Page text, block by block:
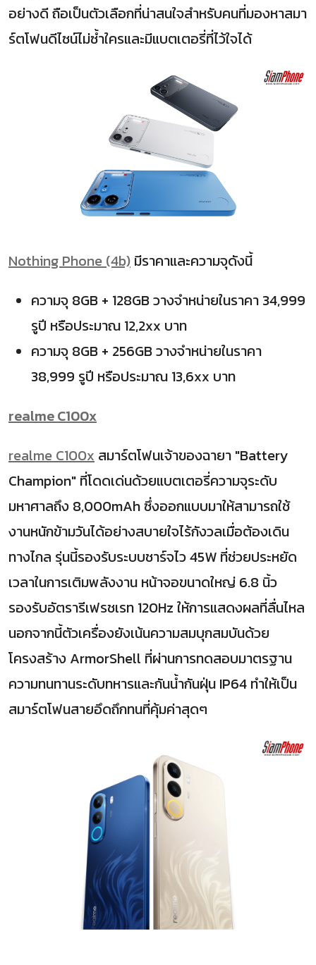
อย่างดี ถือเป็นตัวเลือกที่น่าสนใจสำหรับคนที่มองหาสมา
ร์ตโฟนดีไซน์ไม่ซ้ำใครและมีแบตเตอรี่ที่ไว้ใจได้
Nothing Phone (4b) มีราคาและความจุดังนี้
ความจุ 8GB + 128GB วางจำหน่ายในราคา 34,999
รูปี หรือประมาณ 12,2xx บาท
ความจุ 8GB + 256GB วางจำหน่ายในราคา
38,999 รูปี หรือประมาณ 13,6xx บาท
realme C100x
realme C100x สมาร์ตโฟนเจ้าของฉายา "Battery
Champion" ที่โดดเด่นด้วยแบตเตอรี่ความจุระดับ
มหาศาลถึง 8,000mAh ซึ่งออกแบบมาให้สามารถใช้
งานหนักข้ามวันได้อย่างสบายใจไร้กังวลเมื่อต้องเดิน
ทางไกล รุ่นนี้รองรับระบบชาร์จไว 45W ที่ช่วยประหยัด
เวลาในการเติมพลังงาน หน้าจอขนาดใหญ่ 6.8 นิ้ว
รองรับอัตรารีเฟรชเรท 120Hz ให้การแสดงผลที่ลื่นไหล
นอกจากนี้ตัวเครื่องยังเน้นความสมบุกสมบันด้วย
โครงสร้าง ArmorShell ที่ผ่านการทดสอบมาตรฐาน
ความทนทานระดับทหารและกันน้ำกันฝุ่น IP64 ทำให้เป็น
สมาร์ตโฟนสายอึดถึกทนที่คุ้มค่าสุดๆ